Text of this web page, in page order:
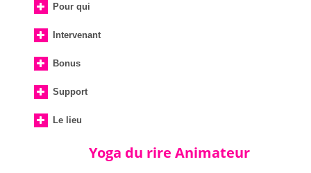
Pour qui
Intervenant
Bonus
Support
Le lieu
Yoga du rire Animateur